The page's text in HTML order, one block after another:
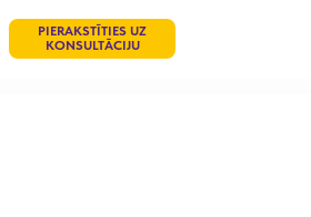
PIERAKSTĪTIES UZ
KONSULTĀCIJU